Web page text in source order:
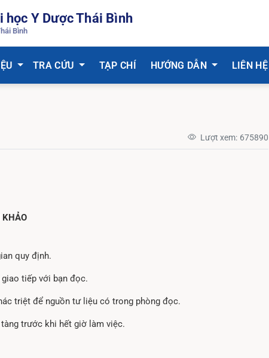
Y Dược Thái Bình
Bình
TRA CỨU TẠP CHÍ HƯỚNG DẪN LIÊN HỆ
Lượt xem: 675890
KHẢO
quy định.
tiếp với bạn đọc.
triệt để nguồn tư liệu có trong phòng đọc.
trước khi hết giờ làm việc.